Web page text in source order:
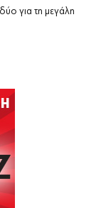
για τη μεγάλη